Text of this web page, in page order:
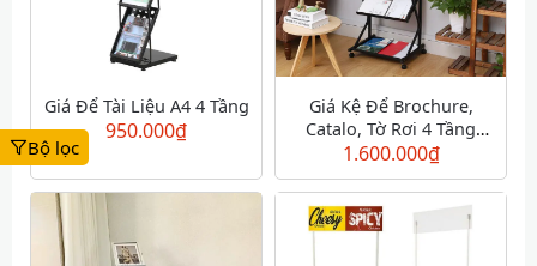
Giá Để Tài Liệu A4 4 Tầng
950.000₫
Giá Kệ Để Brochure,
Catalo, Tờ Rơi 4 Tầng
Bằng Sắt Khổ A3
1.600.000₫
Bộ lọc